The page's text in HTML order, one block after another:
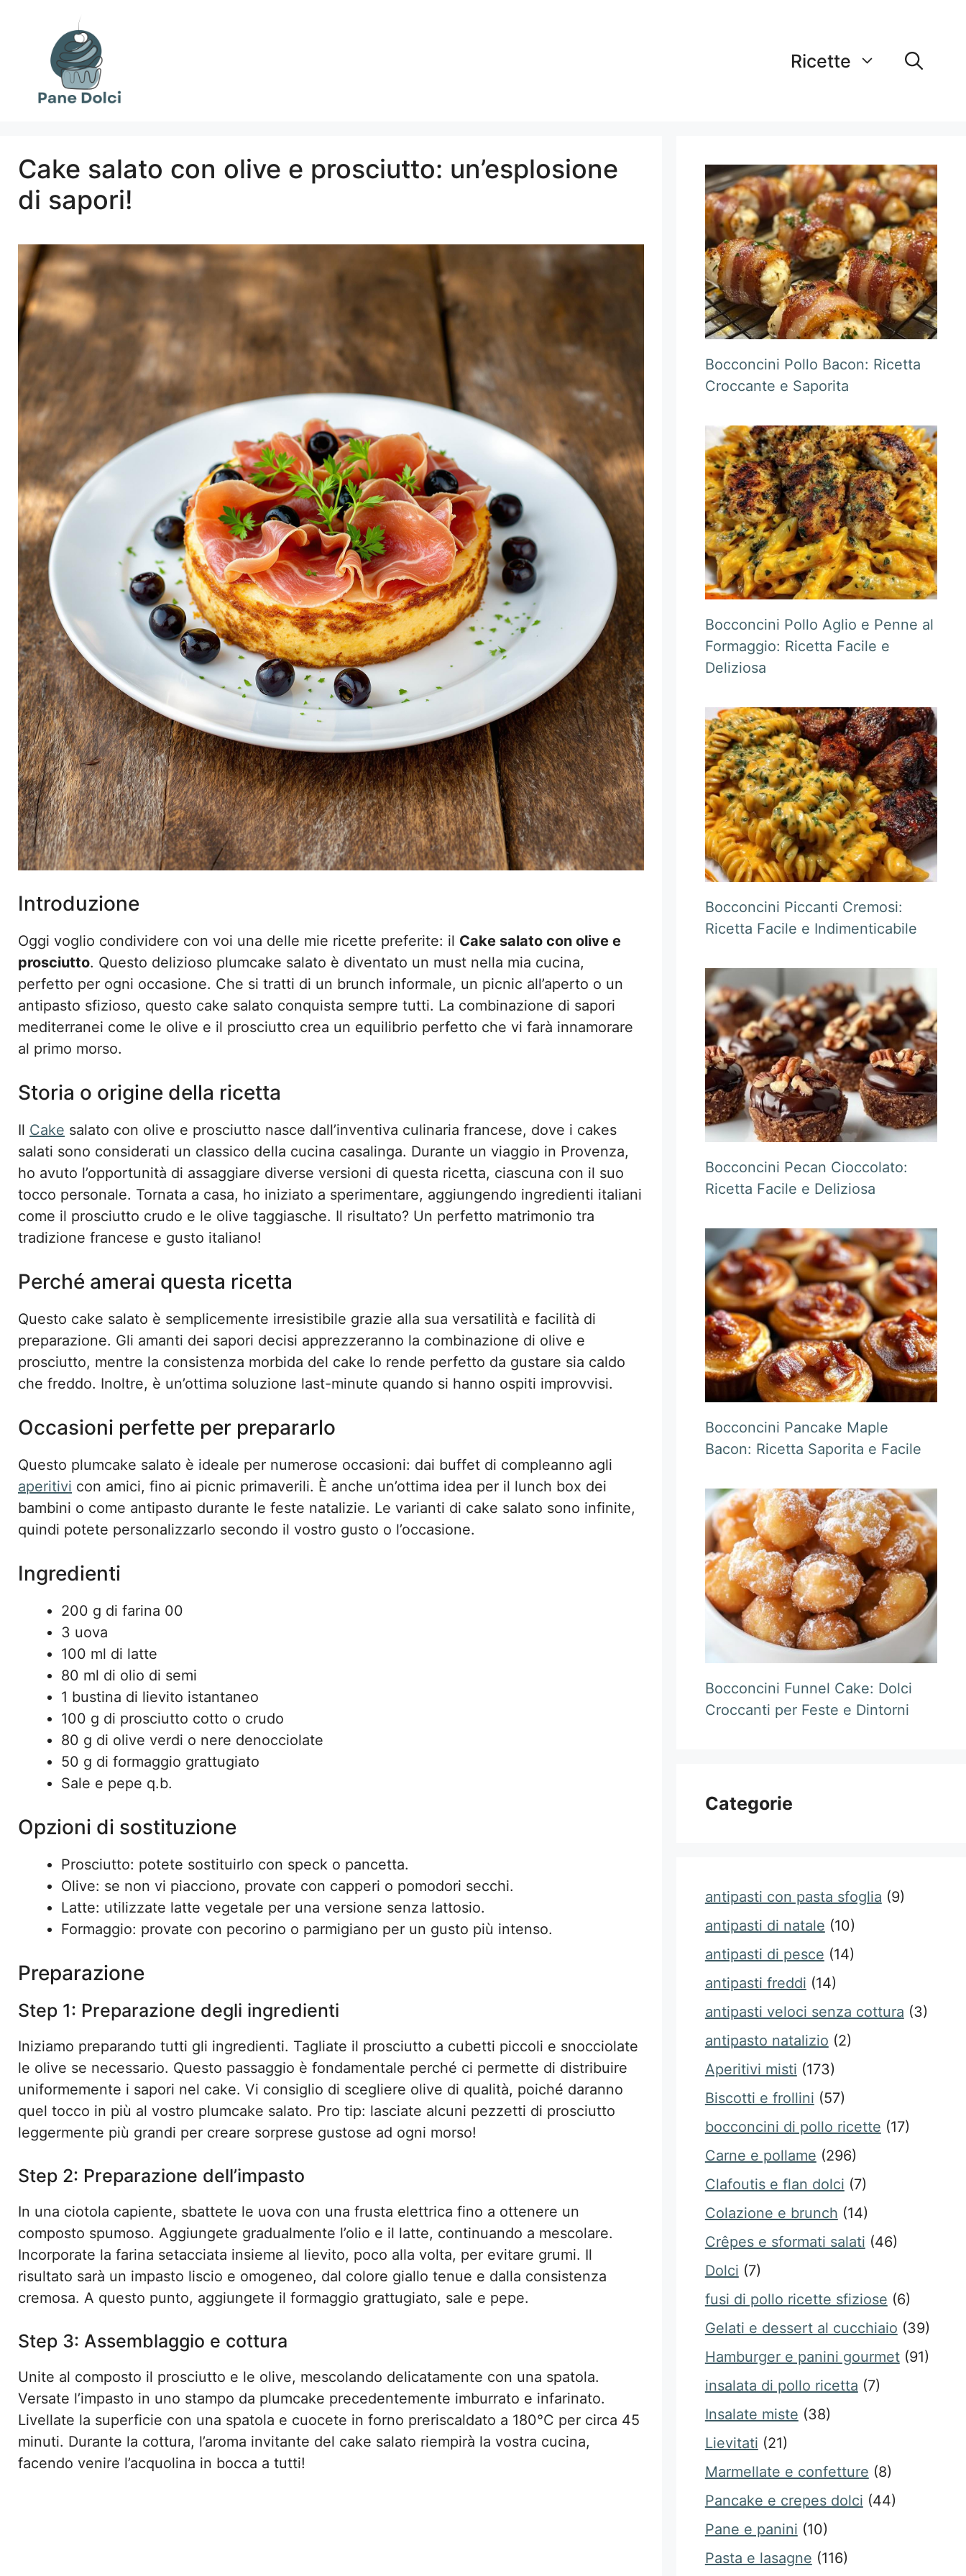
contenuto
Ricette
Cake salato con olive e prosciutto: un’esplosione
di sapori!
Introduzione
Oggi voglio condividere con voi una delle mie ricette preferite: il Cake salato con olive e
prosciutto. Questo delizioso plumcake salato è diventato un must nella mia cucina,
perfetto per ogni occasione. Che si tratti di un brunch informale, un picnic all’aperto o un
antipasto sfizioso, questo cake salato conquista sempre tutti. La combinazione di sapori
mediterranei come le olive e il prosciutto crea un equilibrio perfetto che vi farà innamorare
al primo morso.
Storia o origine della ricetta
Il Cake salato con olive e prosciutto nasce dall’inventiva culinaria francese, dove i cakes
salati sono considerati un classico della cucina casalinga. Durante un viaggio in Provenza,
ho avuto l’opportunità di assaggiare diverse versioni di questa ricetta, ciascuna con il suo
tocco personale. Tornata a casa, ho iniziato a sperimentare, aggiungendo ingredienti italiani
come il prosciutto crudo e le olive taggiasche. Il risultato? Un perfetto matrimonio tra
tradizione francese e gusto italiano!
Perché amerai questa ricetta
Questo cake salato è semplicemente irresistibile grazie alla sua versatilità e facilità di
preparazione. Gli amanti dei sapori decisi apprezzeranno la combinazione di olive e
prosciutto, mentre la consistenza morbida del cake lo rende perfetto da gustare sia caldo
che freddo. Inoltre, è un’ottima soluzione last-minute quando si hanno ospiti improvvisi.
Occasioni perfette per prepararlo
Questo plumcake salato è ideale per numerose occasioni: dai buffet di compleanno agli
aperitivi con amici, fino ai picnic primaverili. È anche un’ottima idea per il lunch box dei
bambini o come antipasto durante le feste natalizie. Le varianti di cake salato sono infinite,
quindi potete personalizzarlo secondo il vostro gusto o l’occasione.
Ingredienti
200 g di farina 00
3 uova
100 ml di latte
80 ml di olio di semi
1 bustina di lievito istantaneo
100 g di prosciutto cotto o crudo
80 g di olive verdi o nere denocciolate
50 g di formaggio grattugiato
Sale e pepe q.b.
Opzioni di sostituzione
Prosciutto: potete sostituirlo con speck o pancetta.
Olive: se non vi piacciono, provate con capperi o pomodori secchi.
Latte: utilizzate latte vegetale per una versione senza lattosio.
Formaggio: provate con pecorino o parmigiano per un gusto più intenso.
Preparazione
Step 1: Preparazione degli ingredienti
Iniziamo preparando tutti gli ingredienti. Tagliate il prosciutto a cubetti piccoli e snocciolate
le olive se necessario. Questo passaggio è fondamentale perché ci permette di distribuire
uniformemente i sapori nel cake. Vi consiglio di scegliere olive di qualità, poiché daranno
quel tocco in più al vostro plumcake salato. Pro tip: lasciate alcuni pezzetti di prosciutto
leggermente più grandi per creare sorprese gustose ad ogni morso!
Step 2: Preparazione dell’impasto
In una ciotola capiente, sbattete le uova con una frusta elettrica fino a ottenere un
composto spumoso. Aggiungete gradualmente l’olio e il latte, continuando a mescolare.
Incorporate la farina setacciata insieme al lievito, poco alla volta, per evitare grumi. Il
risultato sarà un impasto liscio e omogeneo, dal colore giallo tenue e dalla consistenza
cremosa. A questo punto, aggiungete il formaggio grattugiato, sale e pepe.
Step 3: Assemblaggio e cottura
Unite al composto il prosciutto e le olive, mescolando delicatamente con una spatola.
Versate l’impasto in uno stampo da plumcake precedentemente imburrato e infarinato.
Livellate la superficie con una spatola e cuocete in forno preriscaldato a 180°C per circa 45
minuti. Durante la cottura, l’aroma invitante del cake salato riempirà la vostra cucina,
facendo venire l’acquolina in bocca a tutti!
Bocconcini Pollo Bacon: Ricetta
Croccante e Saporita
Bocconcini Pollo Aglio e Penne al
Formaggio: Ricetta Facile e
Deliziosa
Bocconcini Piccanti Cremosi:
Ricetta Facile e Indimenticabile
Bocconcini Pecan Cioccolato:
Ricetta Facile e Deliziosa
Bocconcini Pancake Maple
Bacon: Ricetta Saporita e Facile
Bocconcini Funnel Cake: Dolci
Croccanti per Feste e Dintorni
Categorie
antipasti con pasta sfoglia (9)
antipasti di natale (10)
antipasti di pesce (14)
antipasti freddi (14)
antipasti veloci senza cottura (3)
antipasto natalizio (2)
Aperitivi misti (173)
Biscotti e frollini (57)
bocconcini di pollo ricette (17)
Carne e pollame (296)
Clafoutis e flan dolci (7)
Colazione e brunch (14)
Crêpes e sformati salati (46)
Dolci (7)
fusi di pollo ricette sfiziose (6)
Gelati e dessert al cucchiaio (39)
Hamburger e panini gourmet(91)
insalata di pollo ricetta (7)
Insalate miste (38)
Lievitati (21)
Marmellate e confetture (8)
Pancake e crepes dolci (44)
Pane e panini (10)
Pasta e lasagne (116)